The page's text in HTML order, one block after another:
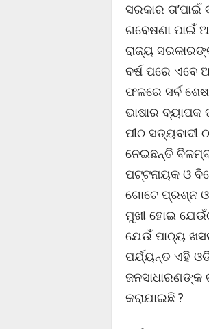
ସରକାର
ଗବେଷଣା ପାଇଁ
ରାଜ୍ୟ
ବର୍ଷ ପରେ ଏବେ
ଫଳରେ ସର୍ବ
ଭାଷାର
ପୀଠ
ନେଇଛନ୍ତି
ପଟ୍ଟନାୟକ ଓ
ଗୋଟେ ପ୍ରଶ୍ନ
ମୁଖୀ ହୋଇ
ଯେଉଁ ପାଠ୍ୟ
ପର୍ଯ୍ୟନ୍ତ ଏହି
ଜନସାଧାରଣଙ୍କ
କରାଯାଇଛି ?